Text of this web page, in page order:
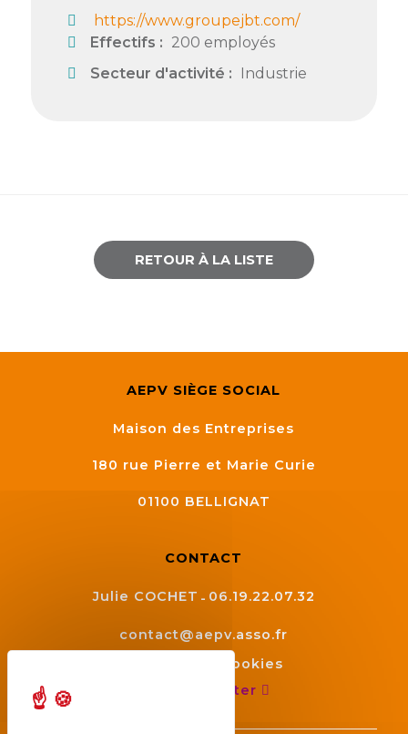
Congrèshttps://www.groupejbt.com/
Effectifs : 200 employés
Secteur d'activité :
Industrie
RETOUR À LA LISTE
AEPV SIÈGE SOCIAL
Maison des Entreprises
180 rue Pierre et Marie Curie
01100 BELLIGNAT
CONTACT
Julie COCHET 06.19.22.07.32
contact@aepv.asso.fr
Gestion des cookies
Nous contacter